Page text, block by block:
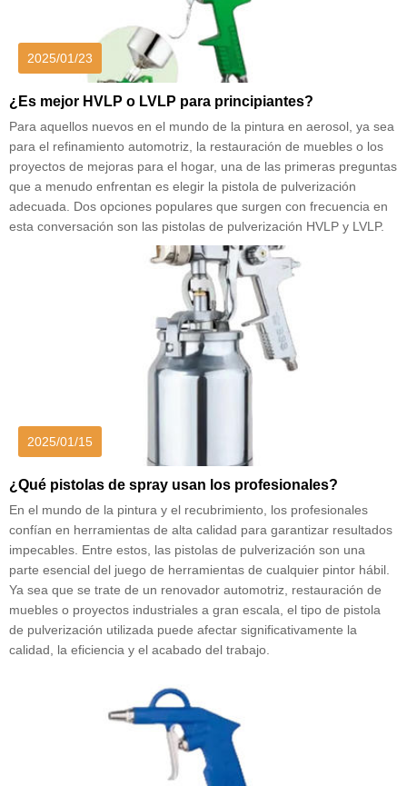
2025/01/23
¿Es mejor HVLP o LVLP para principiantes?
Para aquellos nuevos en el mundo de la pintura en aerosol, ya sea
para el refinamiento automotriz, la restauración de muebles o los
proyectos de mejoras para el hogar, una de las primeras preguntas
que a menudo enfrentan es elegir la pistola de pulverización
adecuada. Dos opciones populares que surgen con frecuencia en
esta conversación son las pistolas de pulverización HVLP y LVLP.
2025/01/15
¿Qué pistolas de spray usan los profesionales?
En el mundo de la pintura y el recubrimiento, los profesionales
confían en herramientas de alta calidad para garantizar resultados
impecables. Entre estos, las pistolas de pulverización son una
parte esencial del juego de herramientas de cualquier pintor hábil.
Ya sea que se trate de un renovador automotriz, restauración de
muebles o proyectos industriales a gran escala, el tipo de pistola
de pulverización utilizada puede afectar significativamente la
calidad, la eficiencia y el acabado del trabajo.